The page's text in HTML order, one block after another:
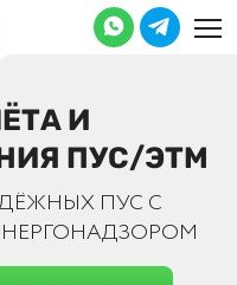
И
ПУС/ЭТМ
ПУС С